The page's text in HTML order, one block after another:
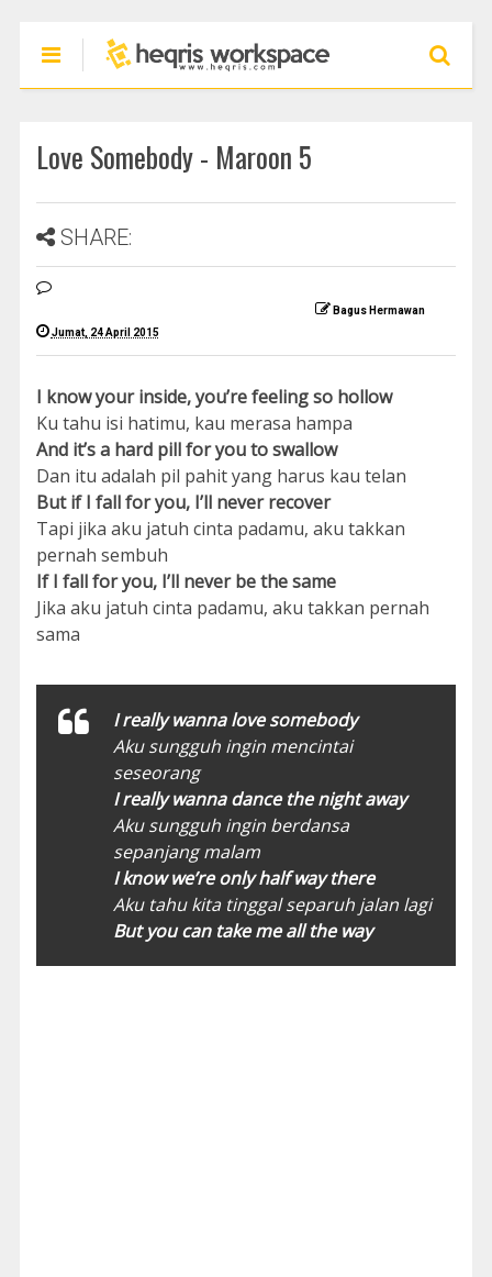
Love Somebody - Maroon 5
SHARE:
Bagus Hermawan
Jumat, 24 April 2015
I know your inside, you’re feeling so hollow
Ku tahu isi hatimu, kau merasa hampa
And it’s a hard pill for you to swallow
Dan itu adalah pil pahit yang harus kau telan
But if I fall for you, I’ll never recover
Tapi jika aku jatuh cinta padamu, aku takkan
pernah sembuh
If I fall for you, I’ll never be the same
Jika aku jatuh cinta padamu, aku takkan pernah
sama
I really wanna love somebody
Aku sungguh ingin mencintai
seseorang
I really wanna dance the night away
Aku sungguh ingin berdansa
sepanjang malam
I know we’re only half way there
Aku tahu kita tinggal separuh jalan lagi
But you can take me all the way